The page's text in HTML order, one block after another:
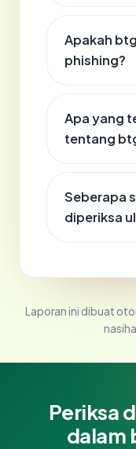
Apakah
phishing?
Apa yang
tentang
Seberapa
diperiksa
Laporan ini dibuat
Periksa
dalam